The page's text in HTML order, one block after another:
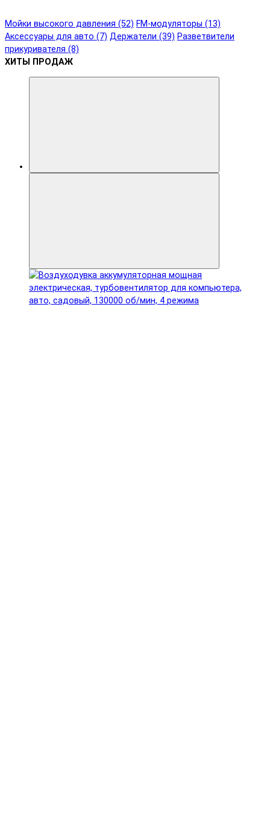
Мойки высокого давления (52) FM-модуляторы (13)
Аксессуары для авто (7) Держатели (39) Разветвители
прикуривателя (8)
ХИТЫ ПРОДАЖ